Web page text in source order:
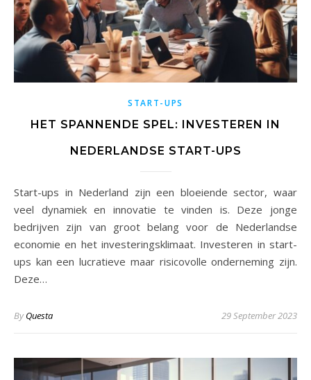
START-UPS
HET SPANNENDE SPEL: INVESTEREN IN
NEDERLANDSE START-UPS
Start-ups in Nederland zijn een bloeiende sector, waar
veel dynamiek en innovatie te vinden is. Deze jonge
bedrijven zijn van groot belang voor de Nederlandse
economie en het investeringsklimaat. Investeren in start-
ups kan een lucratieve maar risicovolle onderneming zijn.
Deze…
ByQuesta 29 September 2023